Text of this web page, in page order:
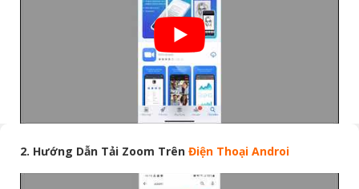
2. Hướng Dẫn Tải Zoom Trên Điện Thoại Androi